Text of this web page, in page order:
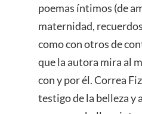
poemas íntimos (de
maternidad,
como con otros de
que la autora mira al
con y por él. Correa
testigo de la belleza y